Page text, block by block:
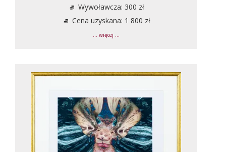
Wywoławcza: 300 zł
Cena uzyskana: 1 800 zł
... więcej ...